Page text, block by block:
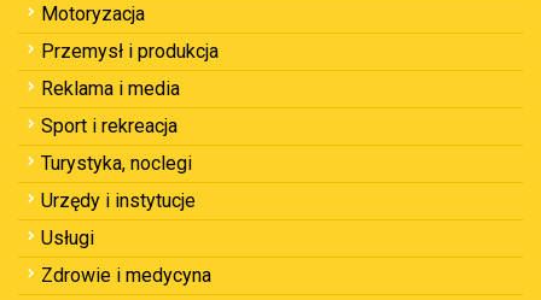
Motoryzacja
Przemysł i produkcja
Reklama i media
Sport i rekreacja
Turystyka, noclegi
Urzędy i instytucje
Usługi
Zdrowie i medycyna